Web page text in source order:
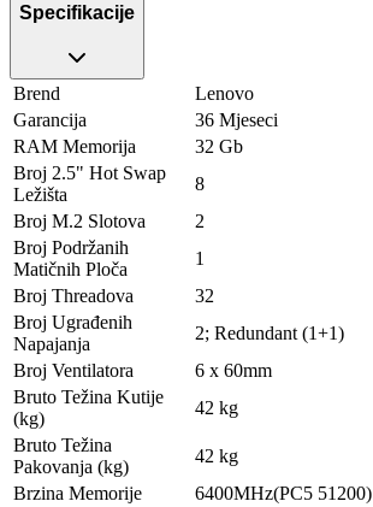
Specifikacije
Brend
Lenovo
Garancija
36 Mjeseci
RAM Memorija
32 Gb
Broj 2.5" Hot Swap
Ležišta
8
Broj M.2 Slotova
2
Broj Podržanih
Matičnih Ploča
1
Broj Threadova
32
Broj Ugrađenih
Napajanja
2; Redundant (1+1)
Broj Ventilatora
6 x 60mm
Bruto Težina Kutije
(kg)
42 kg
Bruto Težina
Pakovanja (kg)
42 kg
Brzina Memorije
6400MHz(PC5 51200)